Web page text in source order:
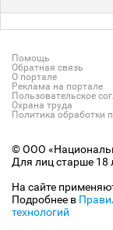
Помощь
Обратная связь
О портале
Реклама на портале
Пользовательское
Охрана труда
Политика обработки
© ООО
Для лиц старше 18
На сайте
Подробнее в
технологий